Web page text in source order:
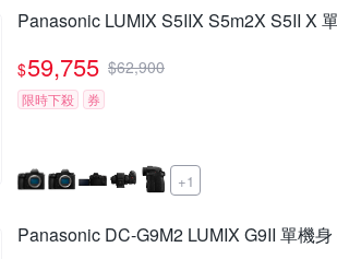
Panasonic LUMIX S5IIX S5m2X S5II X
$59,755 $62,900
限時下殺 券
+1
Panasonic DC-G9M2 LUMIX G9II 單機